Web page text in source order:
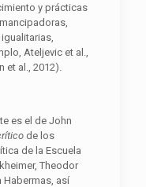
y prácticas
Ateljevic et al.,
et al., 2012).
es el de John
de los
de la Escuela
Theodor
Habermas, así